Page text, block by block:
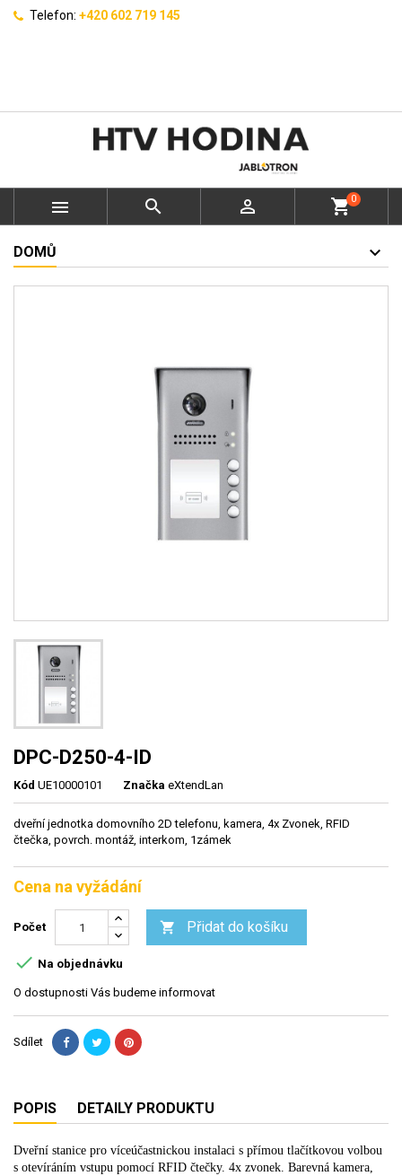
Telefon: +420 602 719 145
   shopping_cart0
DOMŮ
DPC-D250-4-ID
Kód UE10000101 Značka eXtendLan
dveřní jednotka domovního 2D telefonu, kamera, 4x Zvonek, RFID
čtečka, povrch. montáž, interkom, 1zámek
Cena na vyžádání
Počet  Přidat do košíku
 Na objednávku
O dostupnosti Vás budeme informovat
Sdílet
POPIS DETAILY PRODUKTU
Dveřní stanice pro víceúčastnickou instalaci s přímou tlačítkovou volbou
s otevíráním vstupu pomocí RFID čtečky. 4x zvonek. Barevná kamera,